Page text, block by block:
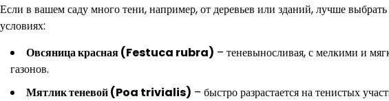
Если в вашем саду много тени, например, от деревьев или зданий, лучше
условиях:
Овсяница красная (Festuca rubra) – теневыносливая, с мелкими и
газонов.
Мятлик теневой (Poa trivialis) – быстро разрастается на тенистых